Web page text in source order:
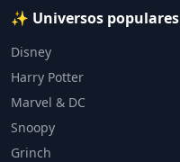
✨ Universos populares
Disney
Harry Potter
Marvel & DC
Snoopy
Grinch